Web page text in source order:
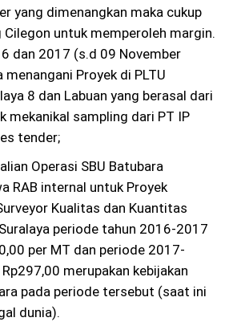
yang dimenangkan maka cukup
Cilegon untuk memperoleh margin.
dan 2017 (s.d 09 November
menangani Proyek di PLTU
8 dan Labuan yang berasal dari
mekanikal sampling dari PT IP
tender;
Operasi SBU Batubara
RAB internal untuk Proyek
Kualitas dan Kuantitas
periode tahun 2016-2017
per MT dan periode 2017-
merupakan kebijakan
pada periode tersebut (saat ini
dunia).